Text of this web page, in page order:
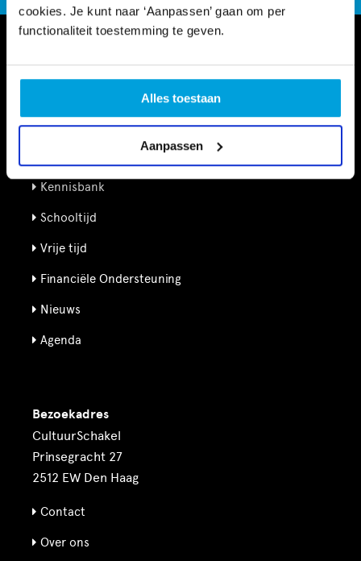
cookies. Je kunt naar ‘Aanpassen’ gaan om per
functionaliteit toestemming te geven.
Alles toestaan
Aanpassen
Kennisbank
Schooltijd
Vrije tijd
Financiële Ondersteuning
Nieuws
Agenda
Bezoekadres
CultuurSchakel
Prinsegracht 27
2512 EW Den Haag
Contact
Over ons